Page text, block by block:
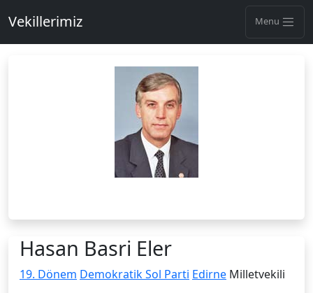
Vekillerimiz Menu
Hasan Basri Eler
19. Dönem Demokratik Sol Parti Edirne Milletvekili